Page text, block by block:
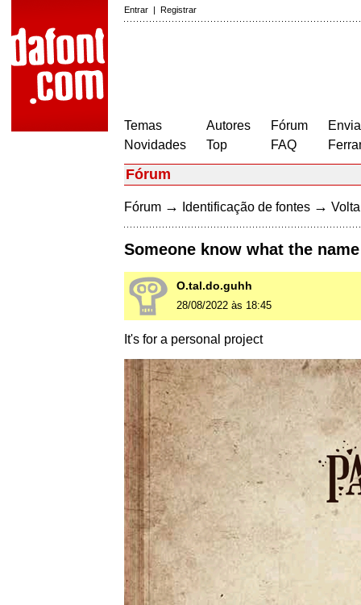
Entrar | Registrar
Temas
Novidades
Autores
Top
Fórum
FAQ
Fórum
Fórum → Identificação de fontes →
Someone know what the
O.tal.do.guhh
28/08/2022 às 18:45
It's for a personal project